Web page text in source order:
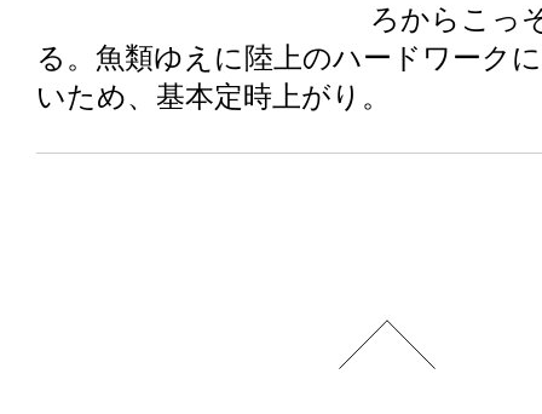
ろからこっ
る。魚類ゆえに陸上のハードワーク
いため、基本定時上がり。